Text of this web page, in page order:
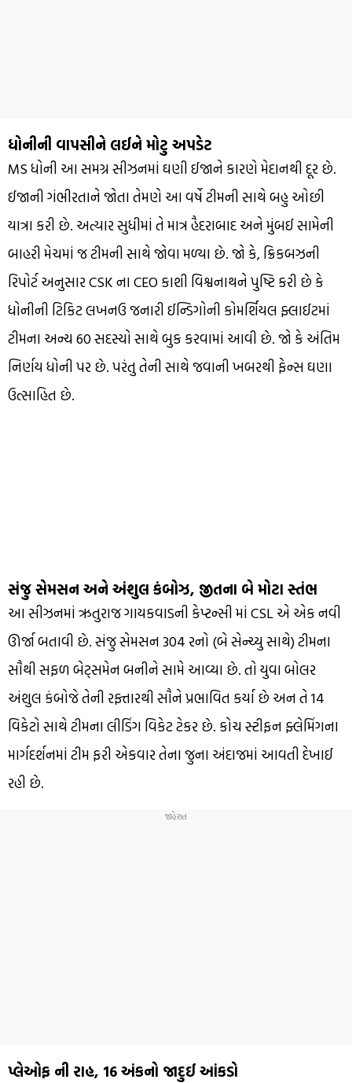
ધોનીની વાપસીને લઈને મોટુ અપડેટ
MS ધોની આ સમગ્ર સીઝનમાં ઘણી ઈજાને કારણે મેદાનથી દૂર છે.
ઈજાની ગંભીરતાને જોતા તેમણે આ વર્ષે ટીમની સાથે બહુ ઓછી
યાત્રા કરી છે. અત્યાર સુધીમાં તે માત્ર હૈદરાબાદ અને મુંબઈ સામેની
બાહરી મેચમાં જ ટીમની સાથે જોવા મળ્યા છે. જો કે, ક્રિકબઝની
રિપોર્ટ અનુસાર CSK ના CEO કાશી વિશ્વનાથને પુષ્ટિ કરી છે કે
ધોનીની ટિકિટ લખનઉ જનારી ઈન્ડિગોની કોમર્શિયલ ફ્લાઈટમાં
ટીમના અન્ય 60 સદસ્યો સાથે બુક કરવામાં આવી છે. જો કે અંતિમ
નિર્ણય ધોની પર છે. પરંતુ તેની સાથે જવાની ખબરથી ફેન્સ ઘણા
ઉત્સાહિત છે.
સંજુ સેમસન અને અંશુલ કંબોઝ, જીતના બે મોટા સ્તંભ
આ સીઝનમાં ઋતુરાજ ગાયકવાડની કેપ્ટન્સી માં CSL એ એક નવી
ઊર્જા બતાવી છે. સંજુ સેમસન 304 રનો (બે સેન્ચ્યુ સાથે) ટીમના
સૌથી સફળ બેટ્સમેન બનીને સામે આવ્યા છે. તો યુવા બોલર
અંશુલ કંબોજે તેની રફ્તારથી સૌને પ્રભાવિત કર્યા છે અન તે 14
વિકેટો સાથે ટીમના લીડિંગ વિકેટ ટેકર છે. કોચ સ્ટીફન ફ્લેમિંગના
માર્ગદર્શનમાં ટીમ ફરી એકવાર તેના જુના અંદાજમાં આવતી દેખાઈ
રહી છે.
પ્લેઓફ ની રાહ, 16 અંકનો જાદુઈ આંકડો